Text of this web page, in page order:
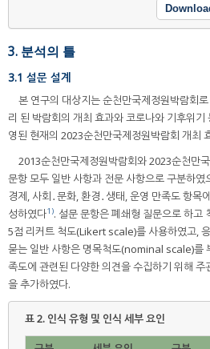
3. 분석의 틀
3.1 설문 설계
본 연구의 대상지는 순천만국제정원박람회
리 된 박람회의 개최 효과와 코로나와 기후위
영된 현재의 2023순천만국제정원박람회 개최
2013순천만국제정원박람회와 2023순천만
문항 모두 일반 사항과 전문 사항으로 구분하였
경제, 사회․문화, 환경․생태, 운영 만족도 항목
성하였다1). 설문 문항은 폐쇄형 질문으로 하고
5점 리커트 척도(Likert scale)를 사용하였고,
묻는 일반 사항은 명목척도(nominal scale)를
족도에 관련된 다양한 의견을 수집하기 위해
을 추가하였다.
표 2. 인식 유형 및 인식 세부 요인